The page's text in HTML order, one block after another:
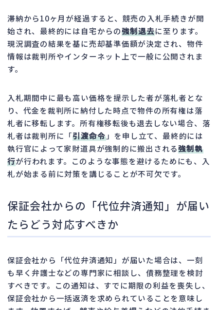
滞納から10ヶ月が経過すると、競売の入札手続きが開
始され、最終的には自宅からの強制退去に至ります。
現況調査の結果を基に売却基準価額が決定され、物件
情報は裁判所やインターネット上で一般に公開されま
す。
入札期間中に最も高い価格を提示した者が落札者とな
り、代金を裁判所に納付した時点で物件の所有権は落
札者に移転します。所有権移転後も退去しない場合、落
札者は裁判所に「引渡命令」を申し立て、最終的には
執行官によって家財道具が強制的に搬出される強制執
行が行われます。このような事態を避けるためにも、入
札が始まる前に対策を講じることが不可欠です。
保証会社からの「代位弁済通知」が届い
たらどう対応すべきか
保証会社から「代位弁済通知」が届いた場合は、一刻
も早く弁護士などの専門家に相談し、債務整理を検討
すべきです。この通知は、すでに期限の利益を喪失し、
保証会社から一括返済を求められていることを意味し